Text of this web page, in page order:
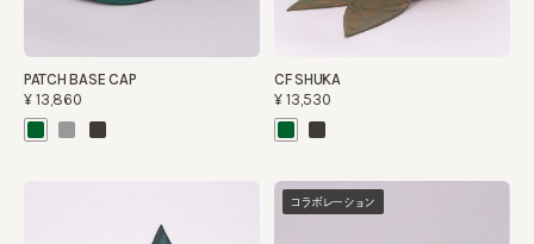
PATCH BASE CAP
¥13,860
CF SHUKA
¥13,530
コラボレーション